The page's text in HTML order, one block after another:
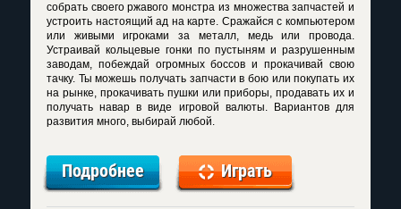
собрать своего ржавого монстра из множества запчастей и
устроить настоящий ад на карте. Сражайся с компьютером
или живыми игроками за металл, медь или провода.
Устраивай кольцевые гонки по пустыням и разрушенным
заводам, побеждай огромных боссов и прокачивай свою
тачку. Ты можешь получать запчасти в бою или покупать их
на рынке, прокачивать пушки или приборы, продавать их и
получать навар в виде игровой валюты. Вариантов для
развития много, выбирай любой.
Подробнее Играть